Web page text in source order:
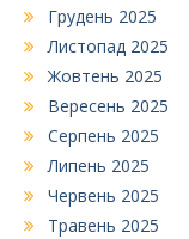
Грудень 2025
Листопад 2025
Жовтень 2025
Вересень 2025
Серпень 2025
Липень 2025
Червень 2025
Травень 2025